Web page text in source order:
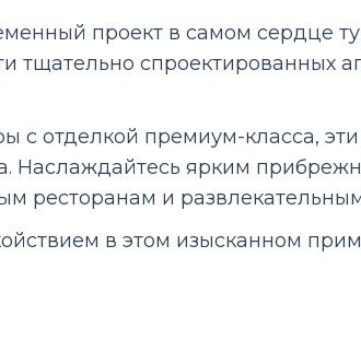
проект в самом сердце
тщательно спроектированных
с отделкой премиум-класса,
Наслаждайтесь ярким
ресторанам и
в этом изысканном